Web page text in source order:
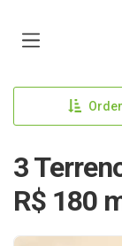
3
R$ 180